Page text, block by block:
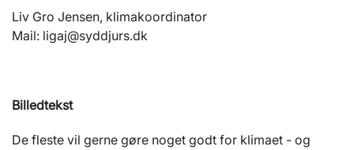
Liv Gro Jensen, klimakoordinator
Mail: ligaj@syddjurs.dk
Billedtekst
De fleste vil gerne gøre noget godt for klimaet - og